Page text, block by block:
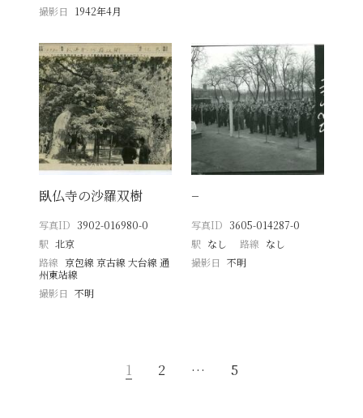
撮影日
1942年4月
臥仏寺の沙羅双樹
写真ID 3902-016980-0
駅 北京
路線 京包線 京古線 大台線 通
州東站線
撮影日
不明
−
写真ID 3605-014287-0
駅 なし 路線 なし
撮影日 不明
1 2 … 5